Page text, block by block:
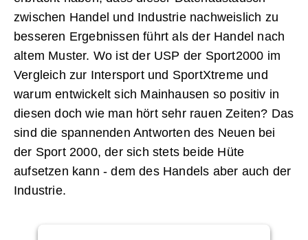
zwischen Handel und Industrie nachweislich zu
besseren Ergebnissen führt als der Handel nach
altem Muster. Wo ist der USP der Sport2000 im
Vergleich zur Intersport und SportXtreme und
warum entwickelt sich Mainhausen so positiv in
diesen doch wie man hört sehr rauen Zeiten? Das
sind die spannenden Antworten des Neuen bei
der Sport 2000, der sich stets beide Hüte
aufsetzen kann - dem des Handels aber auch der
Industrie.